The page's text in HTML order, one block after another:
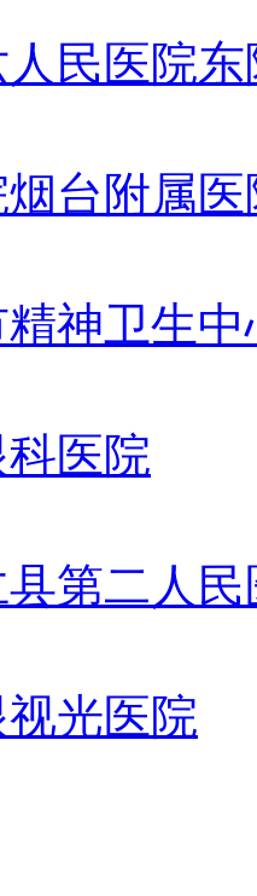
人民医院
台附属医
神卫生中
医院
第二人民
光医院